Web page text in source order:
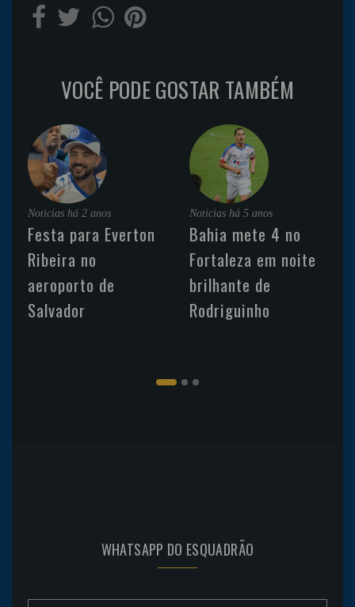
VOCÊ PODE GOSTAR TAMBÉM
Noticias há 2 anos
Festa para Everton
Ribeira no
aeroporto de
Salvador
Noticias há 5 anos
Bahia mete 4 no
Fortaleza em noite
brilhante de
Rodriguinho
WHATSAPP DO ESQUADRÃO